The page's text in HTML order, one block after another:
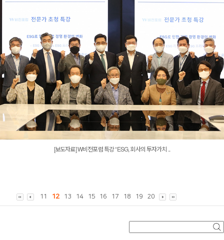
[보도자료] W비전포럼 특강 “ESG, 회사의 투자가치 ..
11 12 13 14 15 16 17 18 19 20